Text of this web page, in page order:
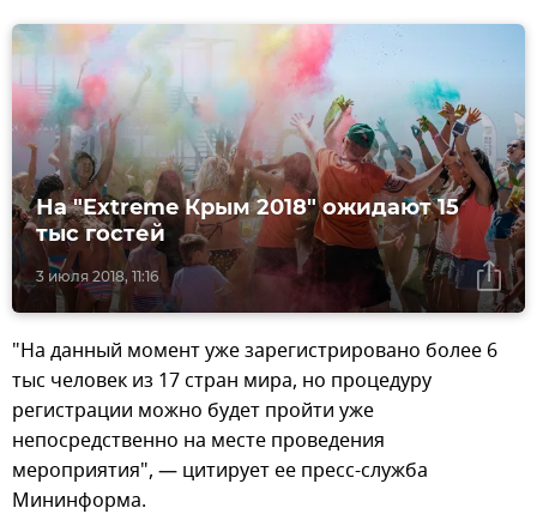
3 июля 2018, 11:16
На "Extreme Крым 2018" ожидают 15
тыс гостей
"На данный момент уже зарегистрировано более 6
тыс человек из 17 стран мира, но процедуру
регистрации можно будет пройти уже
непосредственно на месте проведения
мероприятия", — цитирует ее пресс-служба
Мининформа.